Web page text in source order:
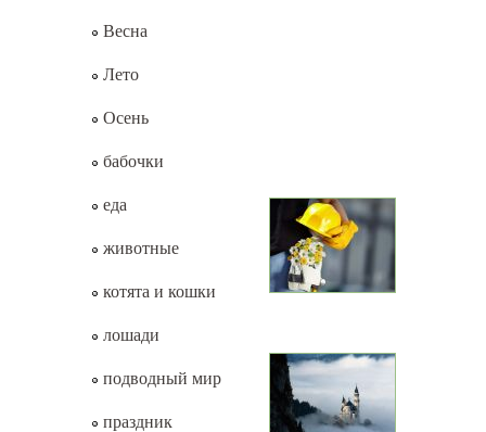
Весна
Лето
Осень
бабочки
еда
животные
котята и кошки
лошади
подводный мир
праздник